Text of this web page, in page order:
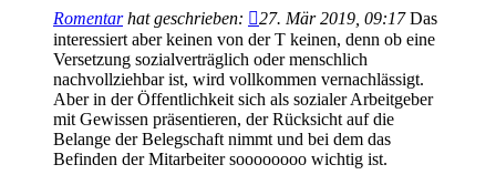
Romentarhat geschrieben: 27. Mär 2019, 09:17Das
interessiert aber keinen von der T keinen, denn ob eine
Versetzung sozialverträglich oder menschlich
nachvollziehbar ist, wird vollkommen vernachlässigt.
Aber in der Öffentlichkeit sich als sozialer Arbeitgeber
mit Gewissen präsentieren, der Rücksicht auf die
Belange der Belegschaft nimmt und bei dem das
Befinden der Mitarbeiter soooooooo wichtig ist.